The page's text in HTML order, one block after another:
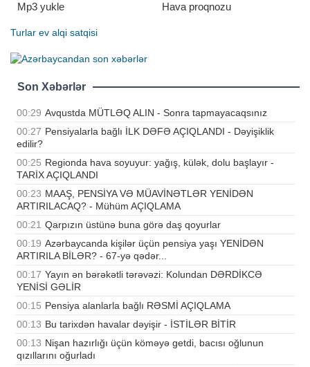
Mp3 yukle
Hava proqnozu
Turlar ev alqi satqisi
Son Xəbərlər
00:29 Avqustda MÜTLƏQ ALIN - Sonra tapmayacaqsınız
00:27 Pensiyalarla bağlı İLK DƏFƏ AÇIQLANDI - Dəyişiklik
edilir?
00:25 Regionda hava soyuyur: yağış, külək, dolu başlayır -
TARİX AÇIQLANDI
00:23 MAAŞ, PENSİYA VƏ MÜAVİNƏTLƏR YENİDƏN
ARTIRILACAQ? - Mühüm AÇIQLAMA
00:21 Qarpızın üstünə buna görə daş qoyurlar
00:19 Azərbaycanda kişilər üçün pensiya yaşı YENİDƏN
ARTIRILA BİLƏR? - 67-yə qədər...
00:17 Yayın ən bərəkətli tərəvəzi: Kolundan DƏRDİKCƏ
YENİSİ GƏLİR
00:15 Pensiya alanlarla bağlı RƏSMİ AÇIQLAMA
00:13 Bu tarixdən havalar dəyişir - İSTİLƏR BİTİR
00:13 Nişan hazırlığı üçün köməyə getdi, bacısı oğlunun
qızıllarını oğurladı